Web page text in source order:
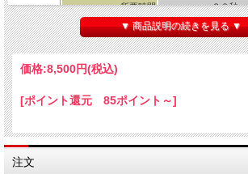
所要時間
２０秒～
▼ 商品説明の続きを見る ▼
価格:8,500円(税込)
[ポイント還元 85ポイント～]
注文